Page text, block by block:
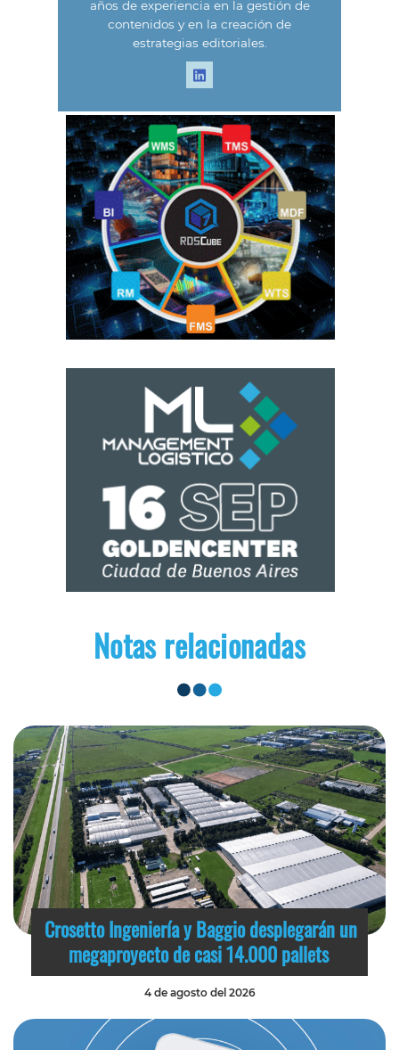
años de experiencia en la gestión de
contenidos y en la creación de
estrategias editoriales.
Notas relacionadas
Crosetto Ingeniería y Baggio desplegarán un
megaproyecto de casi 14.000 pallets
4 de agosto del 2026